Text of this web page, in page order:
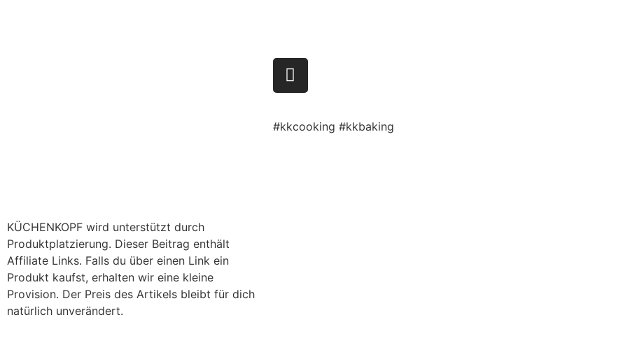
#kkcooking #kkbaking
KÜCHENKOPF wird unterstützt durch
Produktplatzierung. Dieser Beitrag enthält
Affiliate Links. Falls du über einen Link ein
Produkt kaufst, erhalten wir eine kleine
Provision. Der Preis des Artikels bleibt für dich
natürlich unverändert.